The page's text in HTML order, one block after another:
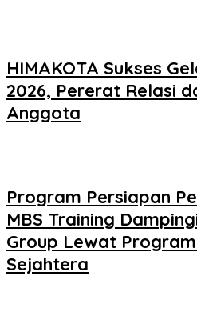
HIMAKOTA Sukses
2026, Pererat Relasi
Anggota
Program Persiapan
MBS Training
Group Lewat
Sejahtera